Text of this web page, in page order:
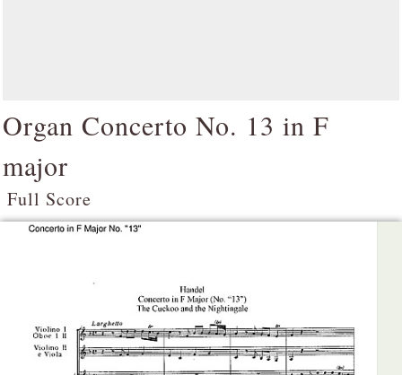
Organ Concerto No. 13 in F
major
Full Score